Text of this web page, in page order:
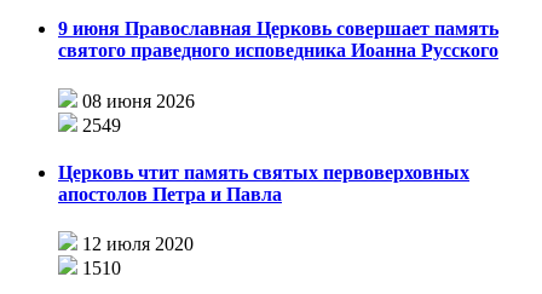
9 июня Православная Церковь совершает память
святого праведного исповедника Иоанна Русского
08 июня 2026
2549
Церковь чтит память святых первоверховных
апостолов Петра и Павла
12 июля 2020
1510